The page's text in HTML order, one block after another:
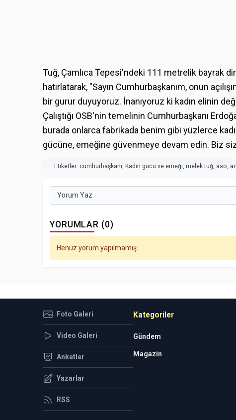
Tuğ, Çamlıca Tepesi'ndeki 111 metrelik bayrak
hatırlatarak, "Sayın Cumhurbaşkanım, onun
bir gurur duyuyoruz. İnanıyoruz ki kadın elinin
Çalıştığı OSB'nin temelinin Cumhurbaşkanı
burada onlarca fabrikada benim gibi yüzlerce
gücüne, emeğine güvenmeye devam edin. Biz
— Etiketler: cumhurbaşkanı Kadın gücü ve emeği melek tuğ aso
Yorum Yaz
YORUMLAR (0)
Henüz yorum yapılmamış.
Foto Galeri
Video Galeri
Anketler
Yazarlar
RSS
Kategoriler
Gündem
Magazin